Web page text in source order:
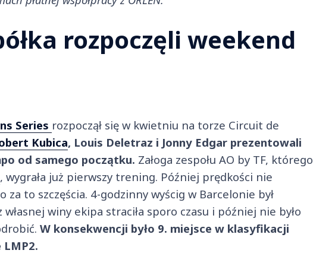
rozpoczęli weekend
Series rozpoczął się w kwietniu na torze Circuit de
Kubica, Louis Deletraz i Jonny Edgar prezentowali
od samego początku. Załoga zespołu AO by TF, którego
, wygrała już pierwszy trening. Później prędkości nie
za to szczęścia. 4-godzinny wyścig w Barcelonie był
winy ekipa straciła sporo czasu i później nie było
W konsekwencji było 9. miejsce w klasyfikacji